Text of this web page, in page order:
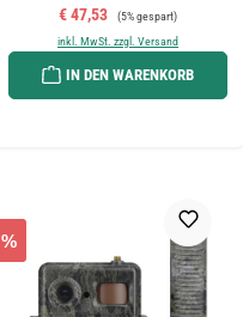
Verkaufspreis:
€ 47,53 Regulärer Preis:
(5% gespart)
inkl. MwSt. zzgl. Versand
IN DEN WARENKORB
%